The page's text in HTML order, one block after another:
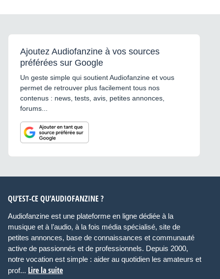
Ajoutez Audiofanzine à vos sources
préférées sur Google
Un geste simple qui soutient Audiofanzine et vous
permet de retrouver plus facilement tous nos
contenus : news, tests, avis, petites annonces,
forums...
QU’EST-CE QU’AUDIOFANZINE ?
Audiofanzine est une plateforme en ligne dédiée à la
musique et à l’audio, à la fois média spécialisé, site de
petites annonces, base de connaissances et communauté
active de passionnés et de professionnels. Depuis 2000,
notre vocation est simple : aider au quotidien les amateurs et
prof... Lire la suite